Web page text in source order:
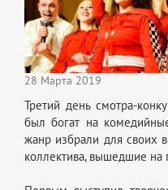
28 Марта 2019
Третий день смотра-
был богат на
жанр избрали для своих
коллектива, вышедшие на